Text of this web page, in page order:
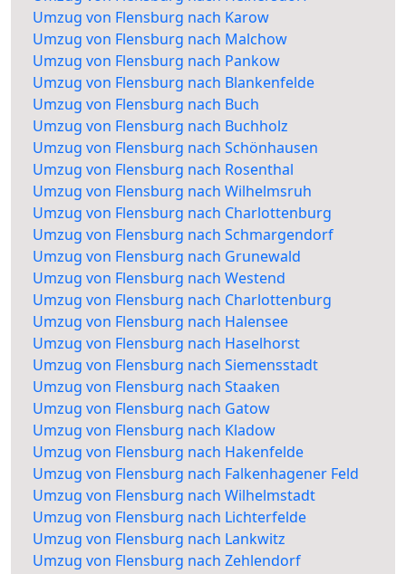
Umzug von Flensburg nach Karow
Umzug von Flensburg nach Malchow
Umzug von Flensburg nach Pankow
Umzug von Flensburg nach Blankenfelde
Umzug von Flensburg nach Buch
Umzug von Flensburg nach Buchholz
Umzug von Flensburg nach Schönhausen
Umzug von Flensburg nach Rosenthal
Umzug von Flensburg nach Wilhelmsruh
Umzug von Flensburg nach Charlottenburg
Umzug von Flensburg nach Schmargendorf
Umzug von Flensburg nach Grunewald
Umzug von Flensburg nach Westend
Umzug von Flensburg nach Charlottenburg
Umzug von Flensburg nach Halensee
Umzug von Flensburg nach Haselhorst
Umzug von Flensburg nach Siemensstadt
Umzug von Flensburg nach Staaken
Umzug von Flensburg nach Gatow
Umzug von Flensburg nach Kladow
Umzug von Flensburg nach Hakenfelde
Umzug von Flensburg nach Falkenhagener Feld
Umzug von Flensburg nach Wilhelmstadt
Umzug von Flensburg nach Lichterfelde
Umzug von Flensburg nach Lankwitz
Umzug von Flensburg nach Zehlendorf